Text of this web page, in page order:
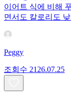
이어트 식에 비해
면서도 칼로리도
Peggy
조회수 21 26.07.25